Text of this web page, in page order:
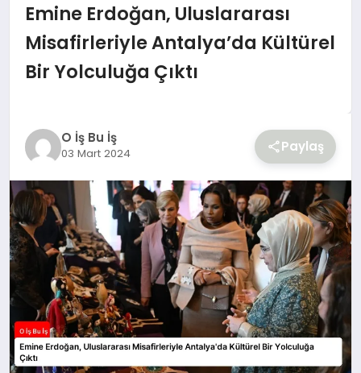
SPOR
Emine Erdoğan, Uluslararası
Misafirleriyle Antalya’da Kültürel
Bir Yolculuğa Çıktı
O İş Bu İş
03 Mart 2024 Paylaş